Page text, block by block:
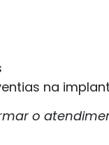
na
o